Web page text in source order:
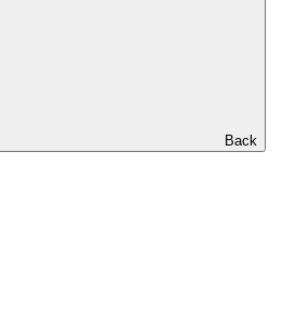
Back